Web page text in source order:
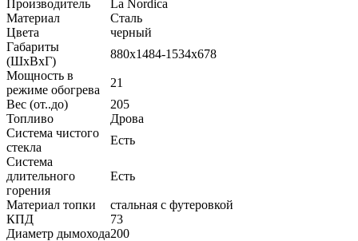
Производитель
La Nordica
Материал
Сталь
Цвета
черный
Габариты
(ШхВхГ)
880x1484-1534x678
Мощность в
режиме обогрева
21
Вес (от..до)
205
Топливо
Дрова
Система чистого
стекла
Есть
Система
длительного
горения
Есть
Материал топки
стальная с футеровкой
КПД
73
Диаметр дымохода200